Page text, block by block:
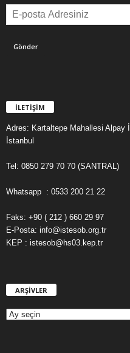
İLETİŞİM
Adres: Kartaltepe Mahallesi Alpay
İstanbul
Tel: 0850 279 70 70 (SANTRAL)
Whatsapp : 0533 200 21 22
Faks: +90 ( 212 ) 660 29 97
E-Posta: info@istesob.org.tr
KEP : istesob@hs03.kep.tr
ARŞİVLER